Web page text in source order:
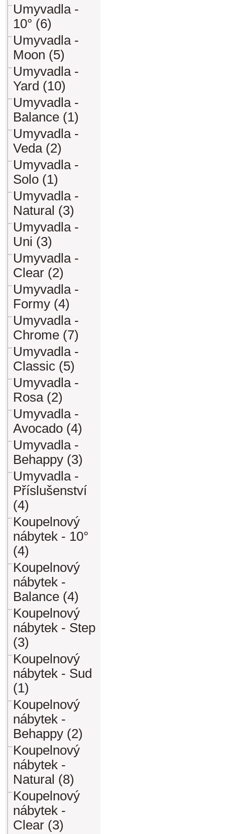
Umyvadla -
10° (6)
Umyvadla -
Moon (5)
Umyvadla -
Yard (10)
Umyvadla -
Balance (1)
Umyvadla -
Veda (2)
Umyvadla -
Solo (1)
Umyvadla -
Natural (3)
Umyvadla -
Uni (3)
Umyvadla -
Clear (2)
Umyvadla -
Formy (4)
Umyvadla -
Chrome (7)
Umyvadla -
Classic (5)
Umyvadla -
Rosa (2)
Umyvadla -
Avocado (4)
Umyvadla -
Behappy (3)
Umyvadla -
Příslušenství
(4)
Koupelnový
nábytek - 10°
(4)
Koupelnový
nábytek -
Balance (4)
Koupelnový
nábytek - Step
(3)
Koupelnový
nábytek - Sud
(1)
Koupelnový
nábytek -
Behappy (2)
Koupelnový
nábytek -
Natural (8)
Koupelnový
nábytek -
Clear (3)